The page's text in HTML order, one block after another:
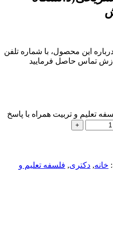
این محصول، با شماره تلفن
تعلیم و تربیت همراه با پاسخ
خانه, دکتری, فلسفه تعلیم و